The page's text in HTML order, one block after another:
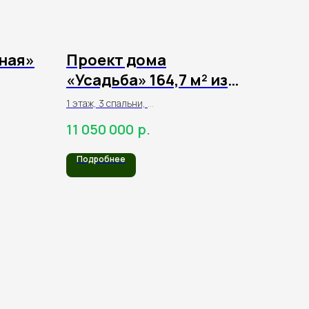
Проект дома
«Усадьба» 164,7 м² из
оцилиндрованного
бревна
1 этаж, 3 спальни,
терраса
11 050 000 р.
Подробнее